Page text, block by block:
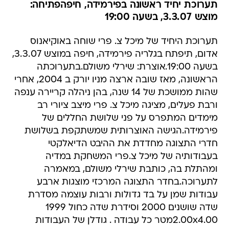
תערוכת יחיד ראשונה בפירמידה, חיפהפתיחה:
מוצש 3.3.07, בשעה 19:00
תערוכת היחיד של מיכל צ. פרי שוחה באוקיאנוס
אדום, תיפתח בגלריה פירמידה, חיפה במוצש 3.3.07,
בשעה 19:00.אוצרת: שירלי משולם.בתערוכתה
הראשונה, מאז שובה ארצה מניו יורק ב 2004, אחרי
שהות ממושכת של 14 שנה, בהן ניהלה קריירה ענפה
ורבת פעלים, מציגה מיכל צ. פרי מיצב ציורי רב
מימדים המתפרס על פני שלושת החללים של
פירמידה.הגישה האוצרותית שמשתקפת בשלושת
חדרי התצוגה מחדדת את ההיבט הדיאלקטי
בעבודותיה של מיכל צ.פרי המשחקת במדיה
ומהתלת בה, כותבת שירלי משולם, במאמרה
לתערוכה.בחדר התצוגה המרכזי מוצגות ארבע
עבודות שמן על בד גדולות ורבות עוצמה מסדרת
שדה שושנים 2000 וסידרת שדה כחול 1999
2.00x4.00מטר כל עבודה . גודלן של העבודות